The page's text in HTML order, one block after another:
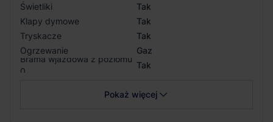
Świetliki
Tak
Klapy dymowe
Tak
Tryskacze
Tak
Ogrzewanie
Gaz
Brama wjazdowa z poziomu
0
Tak
Pokaż więcej